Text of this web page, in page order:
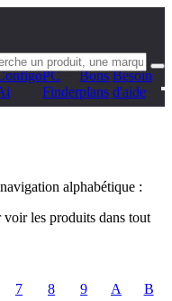
PC
Finder
Bons
plans
Besoin
d'aide
alphabétique :
voir les produits dans tout
7 8 9 A B